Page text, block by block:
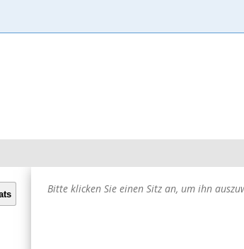
Sitze
Bitte klicken Sie einen Sitz an, um ihn